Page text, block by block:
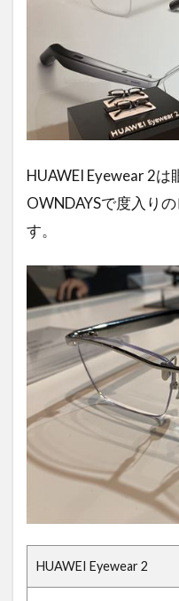
HUAWEI Eyewear 2は
OWNDAYSで度入り
す。
HUAWEI Eyewear 2